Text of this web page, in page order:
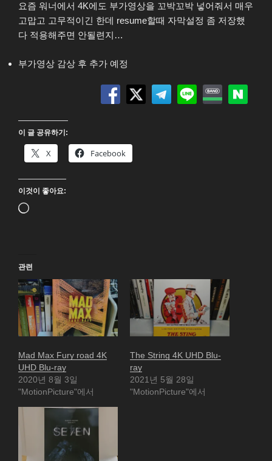
요즘 워너에서 4K에도 부가영상을 꼬박꼬박 넣어줘서 매우
고맙고 고무적이긴 한데 resume할때 자막설정 좀 저장했
다 적용해주면 안될련지…
부가영상 감상 후 추가 예정
이 글 공유하기:
X Facebook
이것이 좋아요:
로
관련
Mad Max Fury road 4K
UHD Blu-ray
2020년 8월 3일
"MotionPicture"에서
The String 4K UHD Blu-
ray
2021년 5월 28일
"MotionPicture"에서